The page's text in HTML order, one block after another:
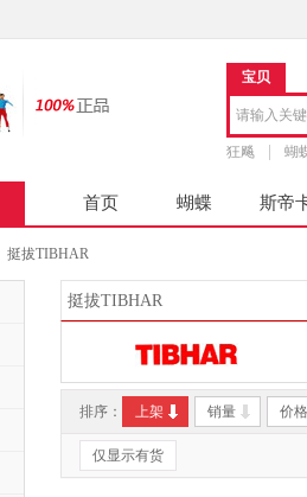
宝贝
狂飚 蝴
首页 蝴蝶 斯帝
挺拔TIBHAR
挺拔TIBHAR
排序： 上架 销量 价格
仅显示有货